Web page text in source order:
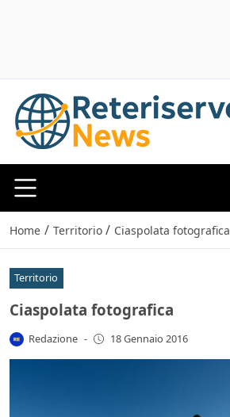
Home / Territorio / Ciaspolata fotografica
Territorio
Ciaspolata fotografica
Redazione - 18 Gennaio 2016